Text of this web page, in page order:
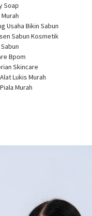
Soap
Usaha Bikin Sabun
Sabun Kosmetik
Bpom
Skincare
Lukis Murah
Murah